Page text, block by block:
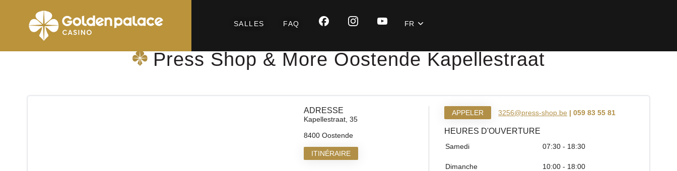
SALLES FAQ FR
page d'accueil Press Shop & More Oostende Kapellestraat
Press Shop & More Oostende Kapellestraat
ADRESSE
Kapellestraat, 35
8400 Oostende
ITINÉRAIRE
APPELER 3256@press-shop.be | 059 83 55 81
HEURES D'OUVERTURE
Samedi 07:30 - 18:30
Dimanche 10:00 - 18:00